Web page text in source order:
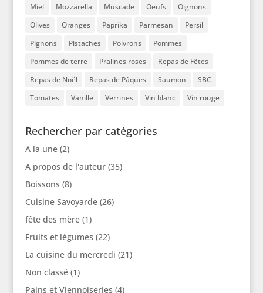
Miel Mozzarella Muscade Oeufs
Oignons
Olives
Oranges Paprika Parmesan
Persil
Pignons
Pistaches Poivrons
Pommes
Pommes de terre
Pralines roses
Repas de Fêtes
Repas de Noël
Repas de Pâques Saumon
SBC
Tomates
Vanille Verrines Vin blanc Vin rouge
Rechercher par catégories
A la une(2)
A propos de l'auteur(35)
Boissons (8)
Cuisine Savoyarde(26)
fête des mère(1)
Fruits et légumes (22)
La cuisine du mercredi (21)
Non classé(1)
Pains et Viennoiseries (4)